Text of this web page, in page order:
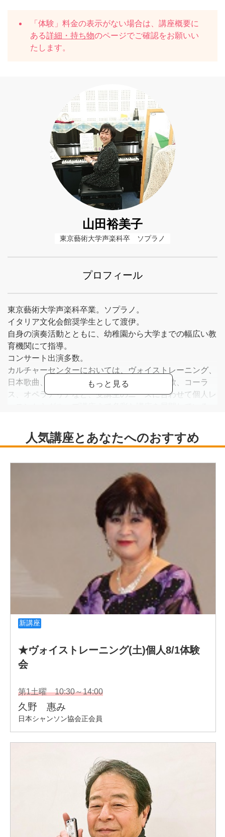
「体験」料金の表示がない場合は、講座概要に
ある詳細・持ち物のページでご確認をお願いい
たします。
山田裕美子
東京藝術大学声楽科卒　ソプラノ
プロフィール
東京藝術大学声楽科卒業。ソプラノ。
イタリア文化会館奨学生として渡伊。
自身の演奏活動とともに、幼稚園から大学までの幅広い教
育機関にて指導。
コンサート出演多数。
カルチャーセンターにおいては、ヴォイストレーニング、
日本歌曲、カンツォーネ、童謡、世界の愛唱歌、コーラ
ス、オペラアリアなど、受講生のニーズに合わせて個人レ
セブンカルチャー西新井
セブンカルチャー伊勢原
ヨークカルチャーセンター武蔵小杉
西新宿カルチャープラザ
現在、上記の教室にて講師を務める。